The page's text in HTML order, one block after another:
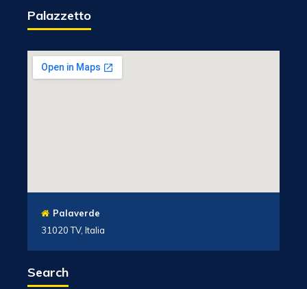
Palazzetto
Palaverde
31020 TV, Italia
Search